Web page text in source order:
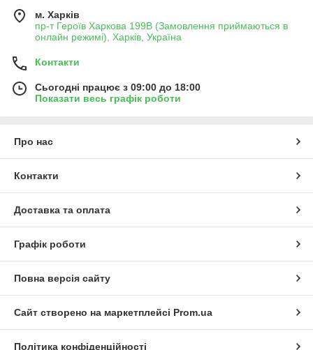
м. Харків
пр-т Героїв Харкова 199B (Замовлення приймаються в
онлайн режимі), Харків, Україна
Контакти
Сьогодні працює з 09:00 до 18:00
Показати весь графік роботи
Про нас
Контакти
Доставка та оплата
Графік роботи
Повна версія сайту
Сайт створено на маркетплейсі Prom.ua
Політика конфіденційності